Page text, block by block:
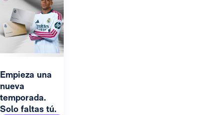
Empieza una
nueva
temporada.
Solo faltas tú.